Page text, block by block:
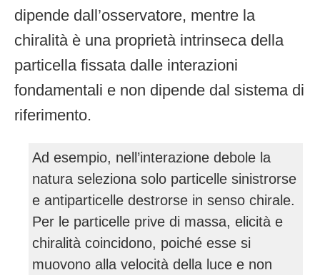
dipende dall’osservatore, mentre la
chiralità è una proprietà intrinseca della
particella fissata dalle interazioni
fondamentali e non dipende dal sistema di
riferimento.
Ad esempio, nell’interazione debole la
natura seleziona solo particelle sinistrorse
e antiparticelle destrorse in senso chirale.
Per le particelle prive di massa, elicità e
chiralità coincidono, poiché esse si
muovono alla velocità della luce e non